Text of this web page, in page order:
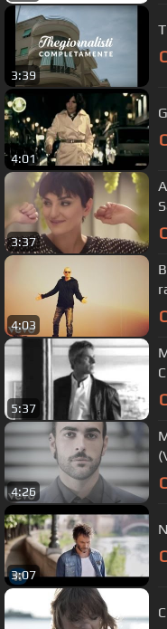
3:39
4:01
3:37
4:03
5:37
4:26
3:07